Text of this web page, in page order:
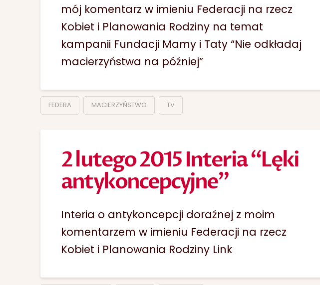
mój komentarz w imieniu Federacji na rzecz
Kobiet i Planowania Rodziny na temat
kampanii Fundacji Mamy i Taty “Nie odkładaj
macierzyństwa na później”
FEDERA MACIERZYŃSTWO TV
2 lutego 2015 Interia “Lęki
antykoncepcyjne”
Interia o antykoncepcji doraźnej z moim
komentarzem w imieniu Federacji na rzecz
Kobiet i Planowania Rodziny Link